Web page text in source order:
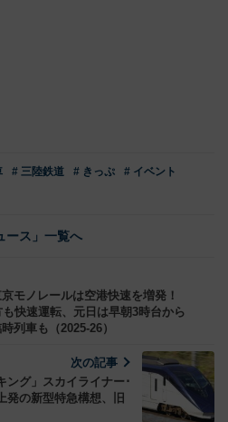
# 三陸鉄道 # きっぷ
# イベント
ース」一覧へ
京モノレールは空港快速を増発！
快速運転、元日は早朝3時台から
列車も（2025-26）
次の記事
ング」スカイライナー･
発の新型特急構想、旧